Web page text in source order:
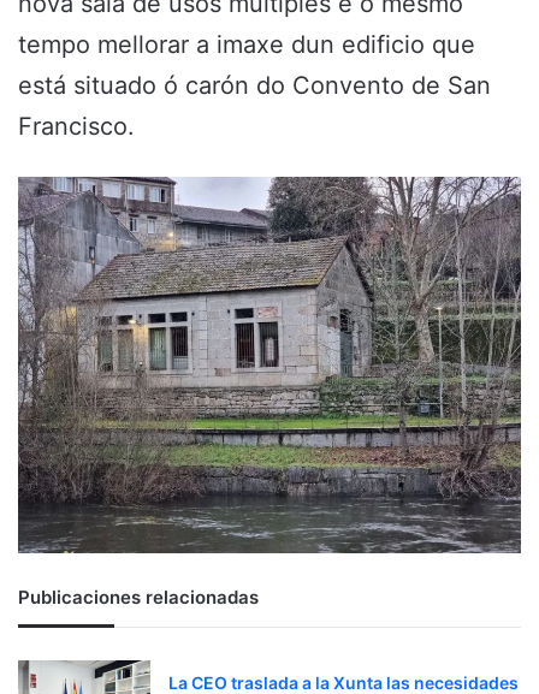
tempo mellorar a imaxe dun edificio que
está situado ó carón do Convento de San
Francisco.
Publicaciones relacionadas
La CEO traslada a la Xunta las necesidades